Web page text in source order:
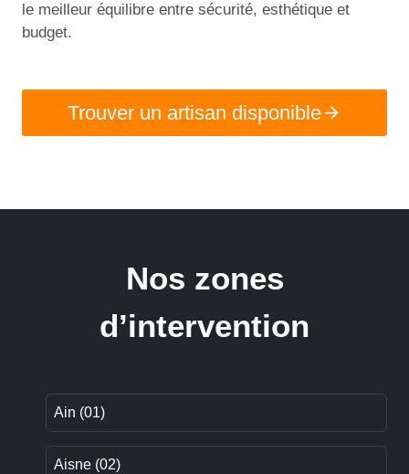
le meilleur équilibre entre sécurité, esthétique et
budget.
Trouver un artisan disponible
Nos zones
d’intervention
Ain (01)
Aisne (02)